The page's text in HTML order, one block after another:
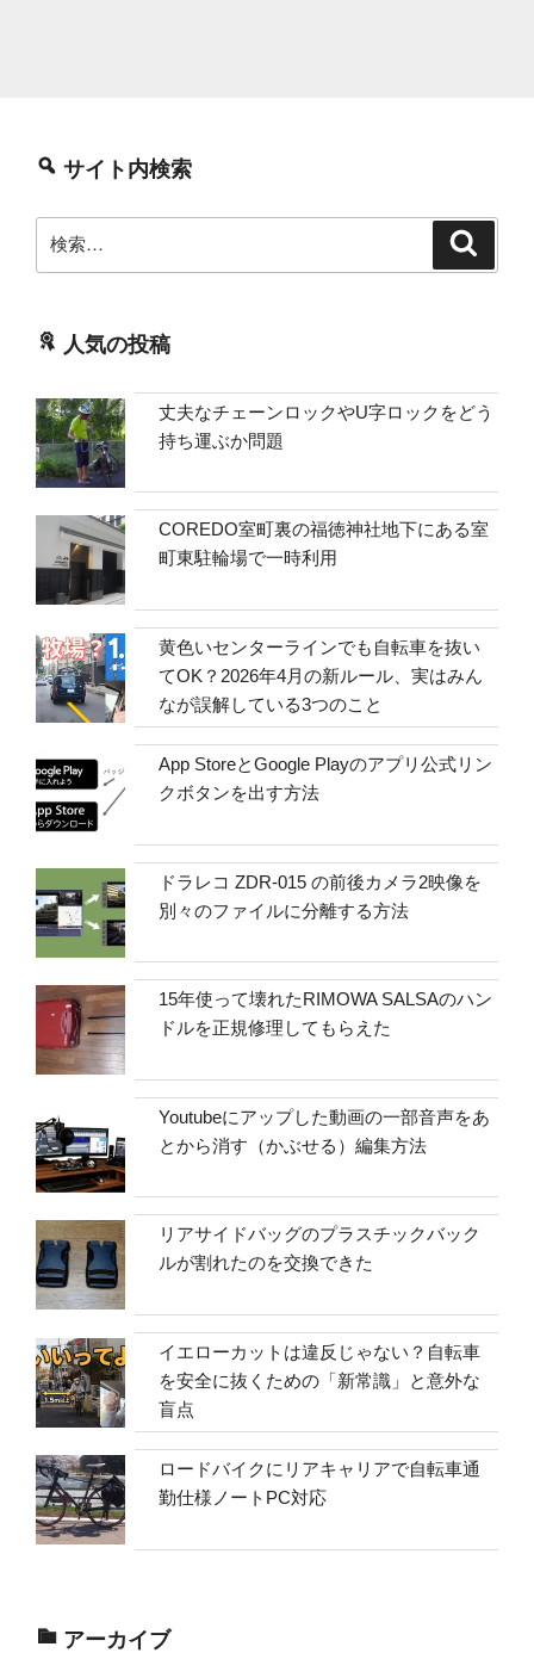
サイト内検索
索:
人気の投稿
丈夫なチェーンロックやU字ロックをどう
持ち運ぶか問題
COREDO室町裏の福徳神社地下にある室
町東駐輪場で一時利用
黄色いセンターラインでも自転車を抜い
てOK？2026年4月の新ルール、実はみん
なが誤解している3つのこと
App StoreとGoogle Playのアプリ公式リン
クボタンを出す方法
ドラレコ ZDR-015 の前後カメラ2映像を
別々のファイルに分離する方法
15年使って壊れたRIMOWA SALSAのハン
ドルを正規修理してもらえた
Youtubeにアップした動画の一部音声をあ
とから消す（かぶせる）編集方法
リアサイドバッグのプラスチックバック
ルが割れたのを交換できた
イエローカットは違反じゃない？自転車
を安全に抜くための「新常識」と意外な
盲点
ロードバイクにリアキャリアで自転車通
勤仕様ノートPC対応
アーカイブ